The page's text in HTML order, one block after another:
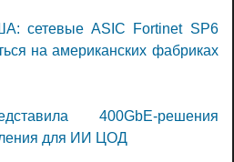
сетевые ASIC Fortinet SP6
на американских фабриках
400GbE-решения
для ИИ ЦОД